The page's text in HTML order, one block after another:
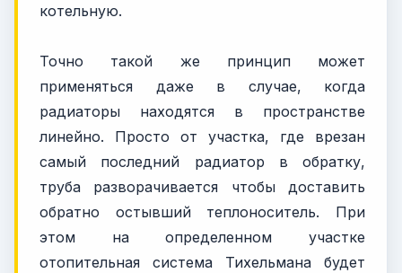
котельную.
Точно такой же принцип может
применяться даже в случае, когда
радиаторы находятся в пространстве
линейно. Просто от участка, где врезан
самый последний радиатор в обратку,
труба разворачивается чтобы доставить
обратно остывший теплоноситель. При
этом на определенном участке
отопительная система Тихельмана будет